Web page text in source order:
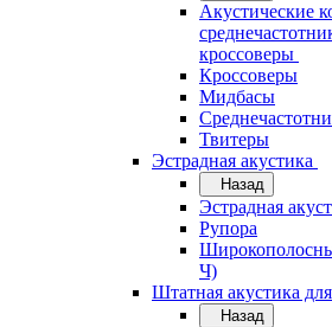
Акустические
кроссоверы
Кроссоверы
Мидбасы
Твитеры
Эстрадная акустика
Назад
Эстрадная
Рупора
Ч)
Штатная акустика
Назад